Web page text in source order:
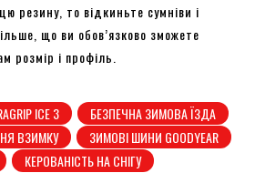
резину, то відкиньте сумніви і
що ви обов’язково зможете
розмір і профіль.
ICE 3
БЕЗПЕЧНА ЗИМОВА ЇЗДА
ВЗИМКУ
ЗИМОВІ ШИНИ GOODYEAR
КЕРОВАНІСТЬ НА СНІГУ